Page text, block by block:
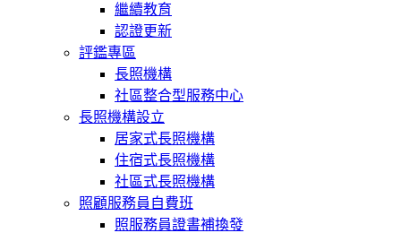
繼續教育
認證更新
評鑑專區
長照機構
社區整合型服務中心
長照機構設立
居家式長照機構
住宿式長照機構
社區式長照機構
照顧服務員自費班
照服務員證書補換發